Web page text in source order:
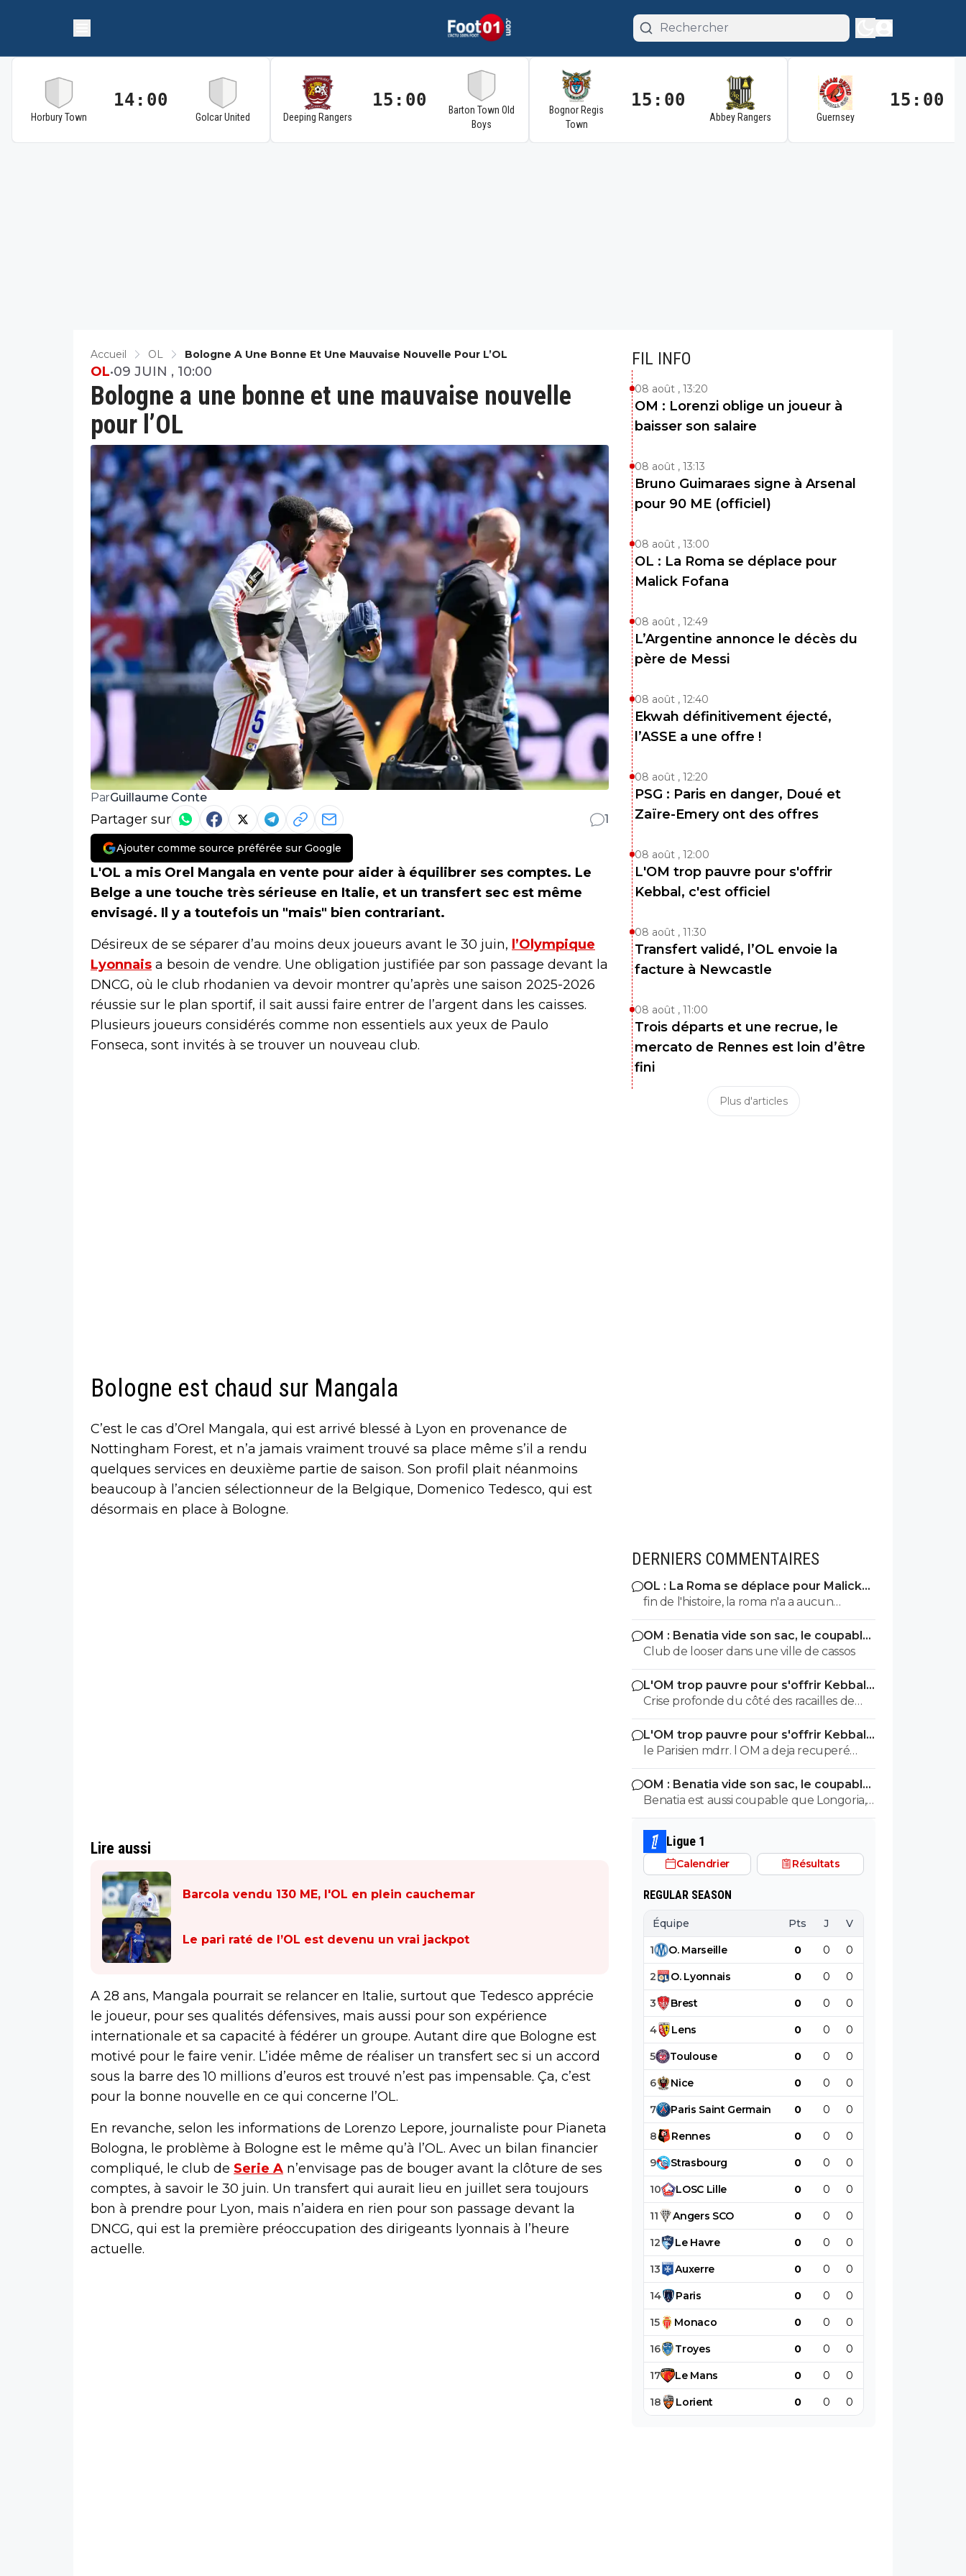
Horbury Town
14:00
Golcar United Deeping Rangers
15:00
Barton Town Old
Boys
Bognor Regis
Town
15:00
Abbey Rangers Guernsey
15:00
Accueil OL Bologne A Une Bonne Et Une Mauvaise Nouvelle Pour L’OL
Bologne a une bonne et une mauvaise nouvelle
pour l’OL
OL•09 JUIN , 10:00
ParGuillaume Conte
Partager sur 1
Ajouter comme source préférée sur Google
L'OL a mis Orel Mangala en vente pour aider à équilibrer ses comptes. Le
Belge a une touche très sérieuse en Italie, et un transfert sec est même
envisagé. Il y a toutefois un "mais" bien contrariant.
Désireux de se séparer d’au moins deux joueurs avant le 30 juin, l’Olympique
Lyonnais a besoin de vendre. Une obligation justifiée par son passage devant la
DNCG, où le club rhodanien va devoir montrer qu’après une saison 2025-2026
réussie sur le plan sportif, il sait aussi faire entrer de l’argent dans les caisses.
Plusieurs joueurs considérés comme non essentiels aux yeux de Paulo
Fonseca, sont invités à se trouver un nouveau club.
Bologne est chaud sur Mangala
C’est le cas d’Orel Mangala, qui est arrivé blessé à Lyon en provenance de
Nottingham Forest, et n’a jamais vraiment trouvé sa place même s’il a rendu
quelques services en deuxième partie de saison. Son profil plait néanmoins
beaucoup à l’ancien sélectionneur de la Belgique, Domenico Tedesco, qui est
désormais en place à Bologne.
Lire aussi
Barcola vendu 130 ME, l'OL en plein cauchemar
Le pari raté de l’OL est devenu un vrai jackpot
A 28 ans, Mangala pourrait se relancer en Italie, surtout que Tedesco apprécie
le joueur, pour ses qualités défensives, mais aussi pour son expérience
internationale et sa capacité à fédérer un groupe. Autant dire que Bologne est
motivé pour le faire venir. L’idée même de réaliser un transfert sec si un accord
sous la barre des 10 millions d’euros est trouvé n’est pas impensable. Ça, c’est
pour la bonne nouvelle en ce qui concerne l’OL.
En revanche, selon les informations de Lorenzo Lepore, journaliste pour Pianeta
Bologna, le problème à Bologne est le même qu’à l’OL. Avec un bilan financier
compliqué, le club de Serie A n’envisage pas de bouger avant la clôture de ses
comptes, à savoir le 30 juin. Un transfert qui aurait lieu en juillet sera toujours
bon à prendre pour Lyon, mais n’aidera en rien pour son passage devant la
DNCG, qui est la première préoccupation des dirigeants lyonnais à l’heure
actuelle.
FIL INFO
08 août , 13:20
OM : Lorenzi oblige un joueur à
baisser son salaire
08 août , 13:13
Bruno Guimaraes signe à Arsenal
pour 90 ME (officiel)
08 août , 13:00
OL : La Roma se déplace pour
Malick Fofana
08 août , 12:49
L’Argentine annonce le décès du
père de Messi
08 août , 12:40
Ekwah définitivement éjecté,
l’ASSE a une offre !
08 août , 12:20
PSG : Paris en danger, Doué et
Zaïre-Emery ont des offres
08 août , 12:00
L'OM trop pauvre pour s'offrir
Kebbal, c'est officiel
08 août , 11:30
Transfert validé, l’OL envoie la
facture à Newcastle
08 août , 11:00
Trois départs et une recrue, le
mercato de Rennes est loin d’être
fini
Plus d'articles
DERNIERS COMMENTAIRES
OL : La Roma se déplace pour Malick
Fofana
fin de l'histoire, la roma n'a a aucun
argent. aucun interet d evoquer cette
piste a part des clics
OM : Benatia vide son sac, le coupable
prend cher
Club de looser dans une ville de cassos
L'OM trop pauvre pour s'offrir Kebbal,
c'est officiel
Crise profonde du côté des racailles de
Marseille 😍
L'OM trop pauvre pour s'offrir Kebbal,
c'est officiel
le Parisien mdrr. l OM a deja recuperé
80M.+ Aguerd quasi officiel. Hodgberg en
discussions avancees, Gomez pareil. donc
le blabla ca va. les articles de merde
chaaue jour c est marrant mais ca va 5 mn
OM : Benatia vide son sac, le coupable
prend cher
Benatia est aussi coupable que Longoria,
ils ont joué au foot mercato sans
construire quelque chose
Ligue 1
Calendrier Résultats
REGULAR SEASON
Équipe Pts J V
1 O. Marseille 0 0 0
2 O. Lyonnais 0 0 0
3 Brest 0 0 0
4 Lens 0 0 0
5 Toulouse 0 0 0
6 Nice 0 0 0
7 Paris Saint Germain 0 0 0
8 Rennes 0 0 0
9 Strasbourg 0 0 0
10 LOSC Lille 0 0 0
11 Angers SCO 0 0 0
12 Le Havre 0 0 0
13 Auxerre 0 0 0
14 Paris 0 0 0
15 Monaco 0 0 0
16 Troyes 0 0 0
17 Le Mans 0 0 0
18 Lorient 0 0 0